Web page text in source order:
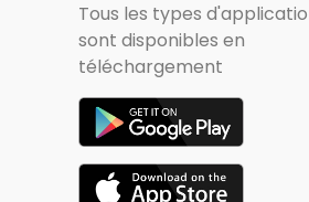
Tous les types
sont disponibles en
téléchargement